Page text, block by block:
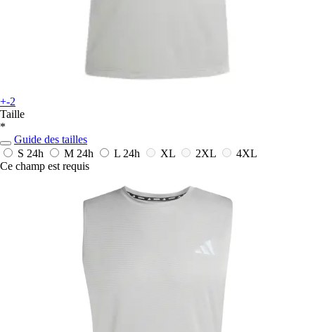
+-2
Taille
*
Guide des tailles
S 24h M 24h L 24h XL 2XL
4XL
Ce champ est requis